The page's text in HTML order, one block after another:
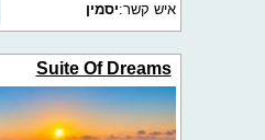
איש קשר:יסמין
Suite Of Dreams